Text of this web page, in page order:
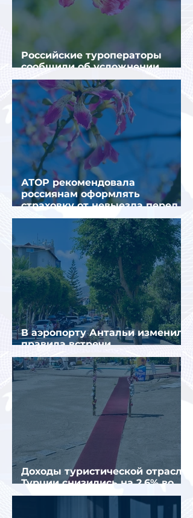
Российские туроператоры
сообщили об усложнении
получения виз в Грецию
АТОР рекомендовала
россиянам оформлять
страховку от невыезда перед
поездкой в Грецию
В аэропорту Антальи изменили
правила встречи
организованных туристов
Доходы туристической отрасли
Турции снизились на 2,6% во
втором квартале 2026 года